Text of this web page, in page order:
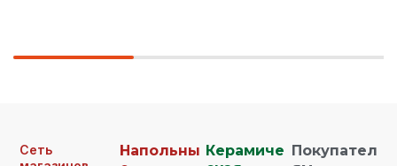
Сеть
Напольны Керамиче
Покупател